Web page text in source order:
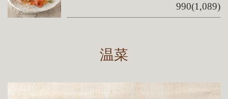
990(1,089)
温菜